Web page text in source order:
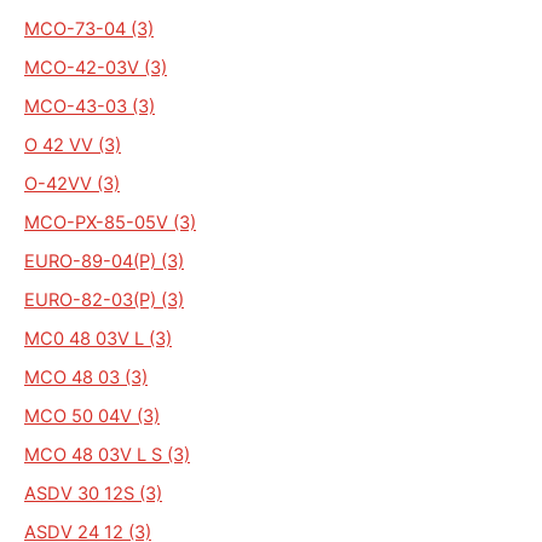
MCO-73-04 (3)
MCO-42-03V (3)
MCO-43-03 (3)
O 42 VV (3)
O-42VV (3)
MCO-PX-85-05V (3)
EURO-89-04(P) (3)
EURO-82-03(P) (3)
MC0 48 03V L (3)
MCO 48 03 (3)
MCO 50 04V (3)
MCO 48 03V L S (3)
ASDV 30 12S (3)
ASDV 24 12 (3)